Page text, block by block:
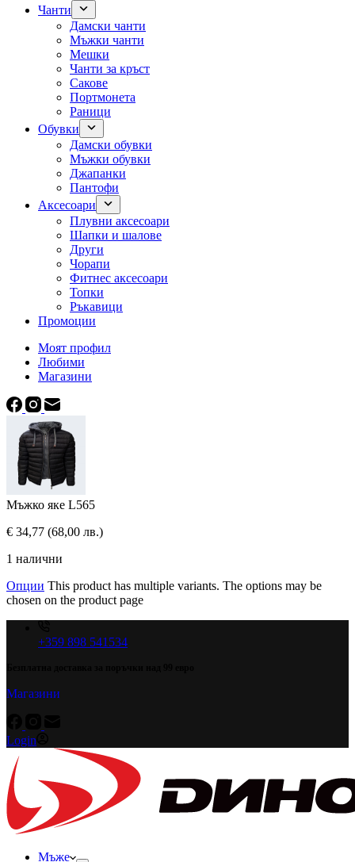
Чанти
Дамски чанти
Мъжки чанти
Мешки
Чанти за кръст
Сакове
Портмонета
Раници
Обувки
Дамски обувки
Мъжки обувки
Джапанки
Пантофи
Аксесоари
Плувни аксесоари
Шапки и шалове
Други
Чорапи
Фитнес аксесоари
Топки
Ръкавици
Промоции
Моят профил
Любими
Магазини
Мъжко яке L565
€ 34,77 (68,00 лв.)
1 налични
Опции This product has multiple variants. The options may be
chosen on the product page
+359 898 541534
Магазини
Login
Мъже